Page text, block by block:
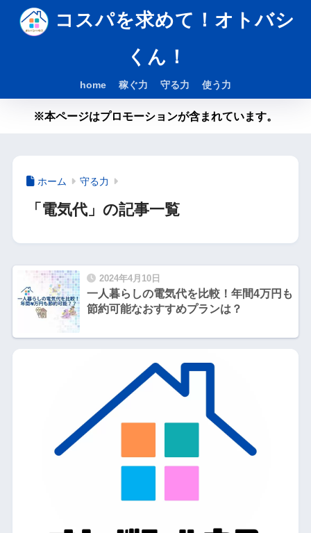
コスパを求めて！オトバシ
くん！
home 稼ぐ力 守る力 使う力
※本ページはプロモーションが含まれています。
ホーム 守る力
「電気代」の記事一覧
2024年4月10日
一人暮らしの電気代を比較！年間4万円も
節約可能なおすすめプランは？